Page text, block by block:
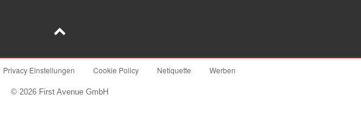
Privacy Einstellungen Cookie Policy Netiquette Werben
© 2026 First Avenue GmbH